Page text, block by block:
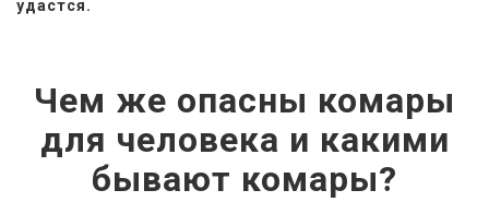
удастся.
Чем же опасны комары
для человека и какими
бывают комары?